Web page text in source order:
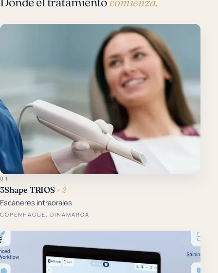
01
3Shape TRIOS × 2
Escáneres intraorales
COPENHAGUE, DINAMARCA